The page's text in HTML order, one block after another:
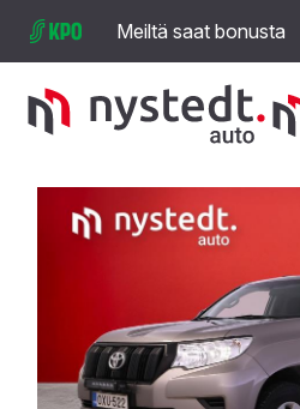
Meiltä saat bonusta